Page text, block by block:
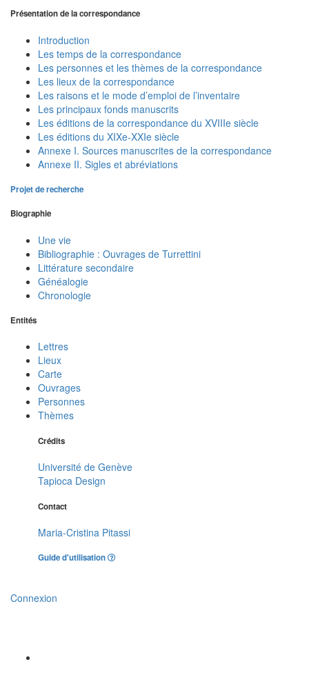
Présentation de la correspondance
Introduction
Les temps de la correspondance
Les personnes et les thèmes de la correspondance
Les lieux de la correspondance
Les raisons et le mode d’emploi de l’inventaire
Les principaux fonds manuscrits
Les éditions de la correspondance du XVIIIe siècle
Les éditions du XIXe-XXIe siècle
Annexe I. Sources manuscrites de la correspondance
Annexe II. Sigles et abréviations
Projet de recherche
Biographie
Une vie
Bibliographie : Ouvrages de Turrettini
Littérature secondaire
Généalogie
Chronologie
Entités
Lettres
Lieux
Carte
Ouvrages
Personnes
Thèmes
Crédits
Université de Genève
Tapioca Design
Contact
Maria-Cristina Pitassi
Guide d'utilisation
Connexion